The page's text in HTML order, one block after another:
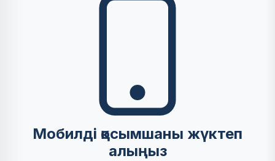
Мобилді қосымшаны жүктеп
алыңыз